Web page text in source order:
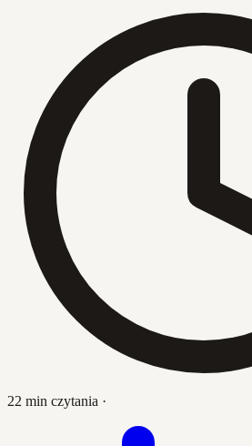
22 min czytania ·